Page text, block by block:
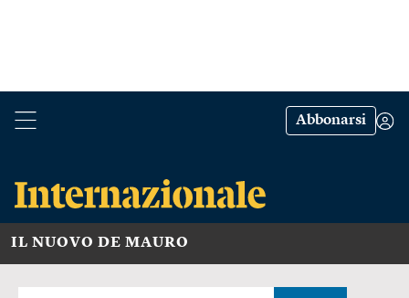
Abbonarsi
IL NUOVO DE MAURO